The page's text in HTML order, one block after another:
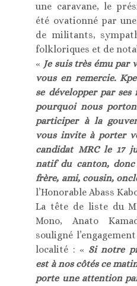
une caravane, le
été ovationné par
de militants,
folkloriques et de
« Je suis très ému par
vous en remercie.
se développer par ses
pourquoi nous
participer à la
vous invite à porter
candidat MRC le 17
natif du canton,
frère, ami, cousin,
l’Honorable Abass
La tête de liste du
Mono, Anato
souligné
localité : « Si notre
est à nos côtés ce
porte une attention